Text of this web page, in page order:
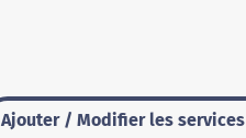
Ajouter / Modifier les services